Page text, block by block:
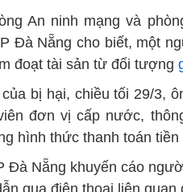
An ninh mạng và
Đà Nẵng cho biết, một
đoạt tài sản từ đối tượng
bị hại, chiều tối 29/3,
đơn vị cấp nước,
hình thức thanh toán